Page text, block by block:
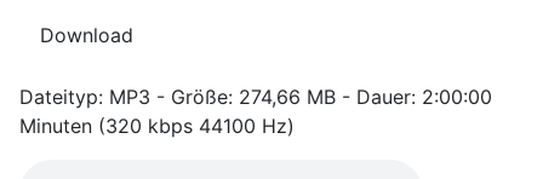
Download
Dateityp: MP3 - Größe: 274,66 MB - Dauer: 2:00:00
Minuten (320 kbps 44100 Hz)